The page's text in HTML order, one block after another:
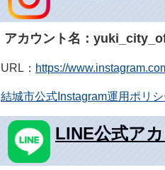
アカウント名：
URL： https://
結城市公式Instagram運用ポリシ
LINE公式ア